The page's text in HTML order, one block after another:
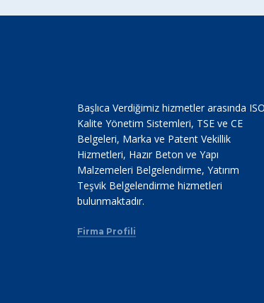
Başlıca Verdiğimiz hizmetler arasında ISO
Kalite Yönetim Sistemleri, TSE ve CE
Belgeleri, Marka ve Patent Vekillik
Hizmetleri, Hazır Beton ve Yapı
Malzemeleri Belgelendirme, Yatırım
Teşvik Belgelendirme hizmetleri
bulunmaktadır.
Firma Profili